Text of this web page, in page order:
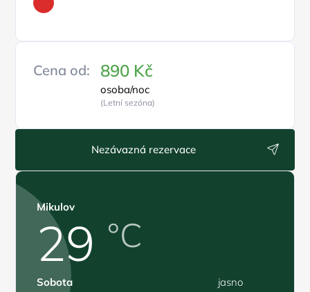
Cena od: 890 Kč
osoba/noc
(Letní sezóna)
Nezávazná rezervace
Mikulov
29 °C
Sobota jasno